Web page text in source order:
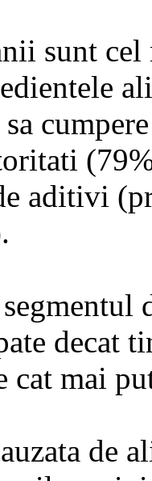
sunt
aditivi
decat
cat mai
de